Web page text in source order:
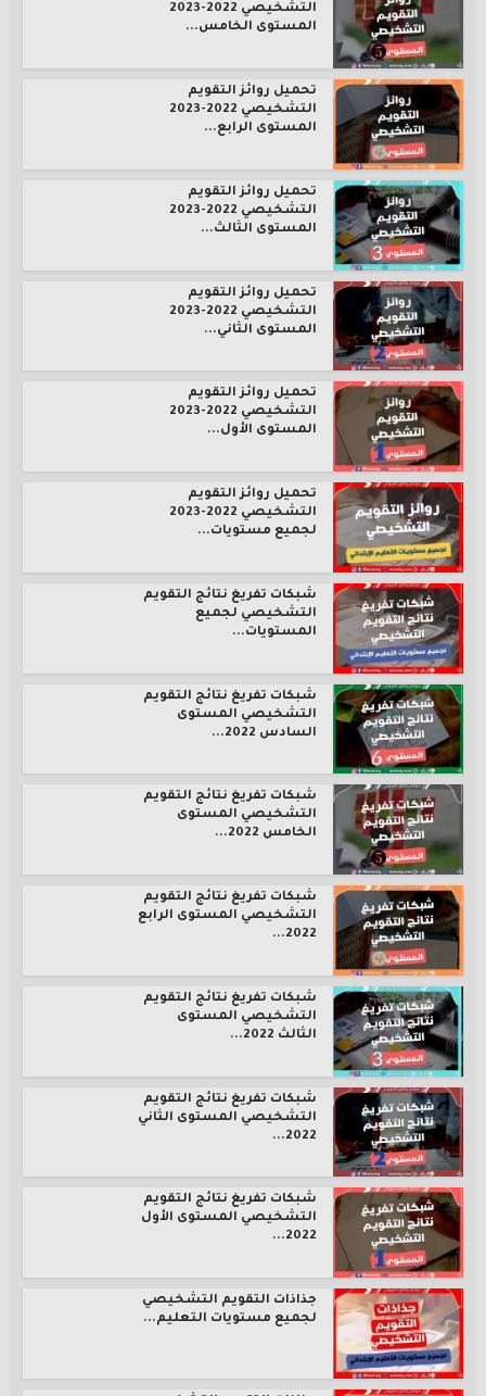
التشخيصي 2022-2023
المستوى الخامس...
تحميل روائز التقويم
التشخيصي 2022-2023
المستوى الرابع...
تحميل روائز التقويم
التشخيصي 2022-2023
المستوى الثالث...
تحميل روائز التقويم
التشخيصي 2022-2023
المستوى الثاني...
تحميل روائز التقويم
التشخيصي 2022-2023
المستوى الأول...
تحميل روائز التقويم
التشخيصي 2022-2023
لجميع مستويات...
شبكات تفريغ نتائج التقويم
التشخيصي لجميع
المستويات...
شبكات تفريغ نتائج التقويم
التشخيصي المستوى
السادس 2022...
شبكات تفريغ نتائج التقويم
التشخيصي المستوى
الخامس 2022...
شبكات تفريغ نتائج التقويم
التشخيصي المستوى الرابع
2022...
شبكات تفريغ نتائج التقويم
التشخيصي المستوى
الثالث 2022...
شبكات تفريغ نتائج التقويم
التشخيصي المستوى الثاني
2022...
شبكات تفريغ نتائج التقويم
التشخيصي المستوى الأول
2022...
جذاذات التقويم التشخيصي
لجميع مستويات التعليم...